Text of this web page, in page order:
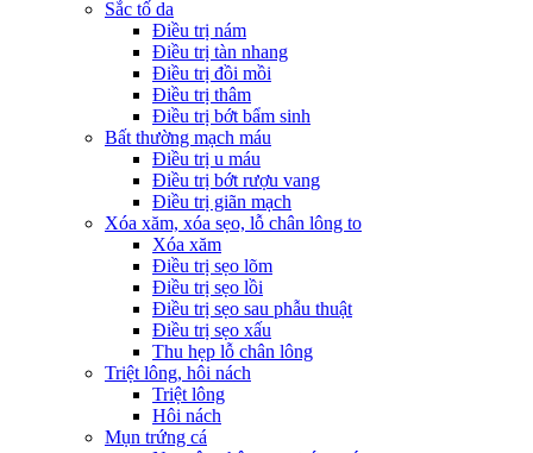
Sắc tố da
Điều trị nám
Điều trị tàn nhang
Điều trị đồi mồi
Điều trị thâm
Điều trị bớt bẩm sinh
Bất thường mạch máu
Điều trị u máu
Điều trị bớt rượu vang
Điều trị giãn mạch
Xóa xăm, xóa sẹo, lỗ chân lông to
Xóa xăm
Điều trị sẹo lõm
Điều trị sẹo lồi
Điều trị sẹo sau phẫu thuật
Điều trị sẹo xấu
Thu hẹp lỗ chân lông
Triệt lông, hôi nách
Triệt lông
Hôi nách
Mụn trứng cá